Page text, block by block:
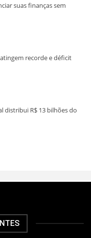
suas finanças sem
recorde e déficit
distribui R$ 13 bilhões do